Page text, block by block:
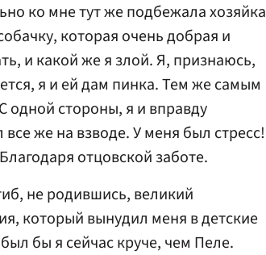
ко мне тут же подбежала хозяйка
которая очень добрая и
и какой же я злой. Я, признаюсь,
я и ей дам пинка. Тем же самым
одной стороны, я и вправду
же на взводе. У меня был стресс!
отцовской заботе.
не родившись, великий
который вынудил меня в детские
бы я сейчас круче, чем Пеле.